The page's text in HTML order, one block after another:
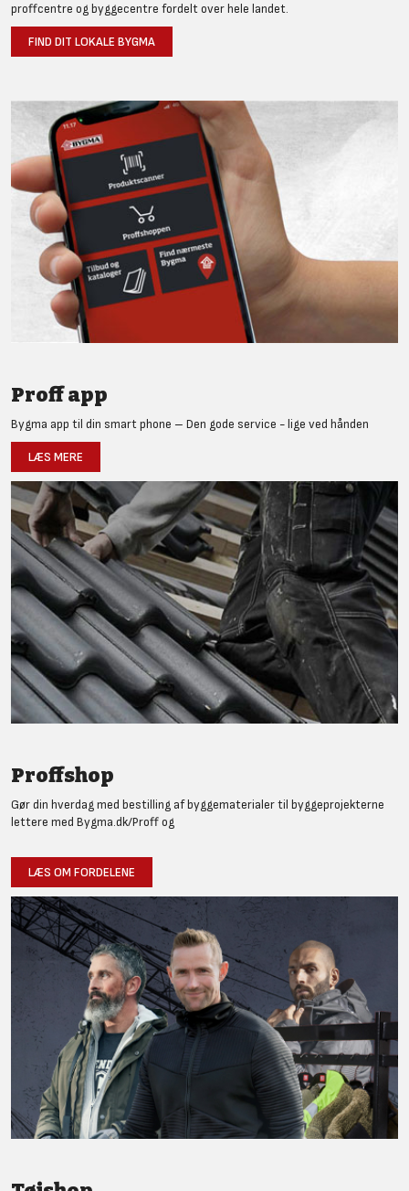
proffcentre og byggecentre fordelt over hele landet.
FIND DIT LOKALE BYGMA
Proff app
Bygma app til din smart phone – Den gode service - lige ved hånden
LÆS MERE
Proffshop
Gør din hverdag med bestilling af byggematerialer til byggeprojekterne
lettere med Bygma.dk/Proff og
LÆS OM FORDELENE